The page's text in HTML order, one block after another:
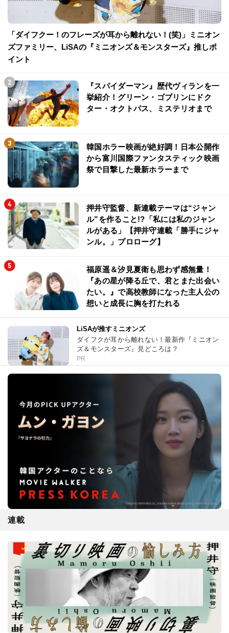
「ダイフクー！のフレーズが耳から離れない！(笑)」ミニオン
ズファミリー、LiSAの『ミニオンズ＆モンスターズ』推しポ
イント
『スパイダーマン』歴代ヴィランを一
挙紹介！グリーン・ゴブリンにドク
ター・オクトパス、ミステリオまで
韓国ホラー映画が絶好調！日本公開作
から富川国際ファンタスティック映画
祭で目撃した最新ホラーまで
押井守監督、新連載テーマは“ジャン
ル”を作ること!?「私には私のジャン
ルがある」【押井守連載「勝手にジャ
ンル。」プロローグ】
福原遥＆汐見夏衛も思わず感無量！
『あの星が降る丘で、君とまた出会い
たい。』で高校教師になった主人公の
想いと成長に胸を打たれる
LiSAが推すミニオンズ
ダイフクが耳から離れない！最新作『ミニオン
ズ＆モンスターズ』見どころは？
PR
連載